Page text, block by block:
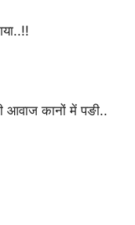
आवाज कानों में पङी..